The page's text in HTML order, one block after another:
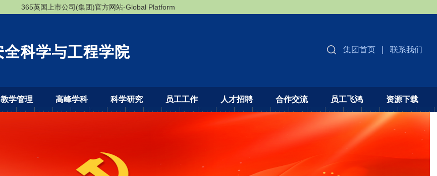
365英国上市公司(集团)官方网站-Global Platform
集团首页 联系我们
教学管理 高峰学科 科学研究 员工工作 人才招聘 合作交流 员工飞鸿 资源下载